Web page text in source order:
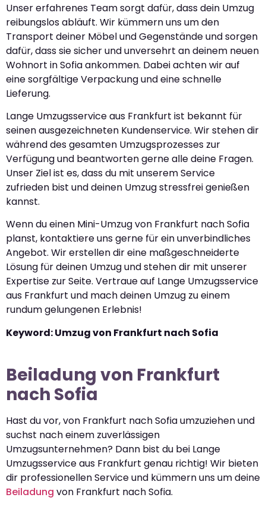
Unser erfahrenes Team sorgt dafür, dass dein Umzug
reibungslos abläuft. Wir kümmern uns um den
Transport deiner Möbel und Gegenstände und sorgen
dafür, dass sie sicher und unversehrt an deinem neuen
Wohnort in Sofia ankommen. Dabei achten wir auf
eine sorgfältige Verpackung und eine schnelle
Lieferung.
Lange Umzugsservice aus Frankfurt ist bekannt für
seinen ausgezeichneten Kundenservice. Wir stehen dir
während des gesamten Umzugsprozesses zur
Verfügung und beantworten gerne alle deine Fragen.
Unser Ziel ist es, dass du mit unserem Service
zufrieden bist und deinen Umzug stressfrei genießen
kannst.
Wenn du einen Mini-Umzug von Frankfurt nach Sofia
planst, kontaktiere uns gerne für ein unverbindliches
Angebot. Wir erstellen dir eine maßgeschneiderte
Lösung für deinen Umzug und stehen dir mit unserer
Expertise zur Seite. Vertraue auf Lange Umzugsservice
aus Frankfurt und mach deinen Umzug zu einem
rundum gelungenen Erlebnis!
Keyword: Umzug von Frankfurt nach Sofia
Beiladung von Frankfurt
nach Sofia
Hast du vor, von Frankfurt nach Sofia umzuziehen und
suchst nach einem zuverlässigen
Umzugsunternehmen? Dann bist du bei Lange
Umzugsservice aus Frankfurt genau richtig! Wir bieten
dir professionellen Service und kümmern uns um deine
Beiladung von Frankfurt nach Sofia.